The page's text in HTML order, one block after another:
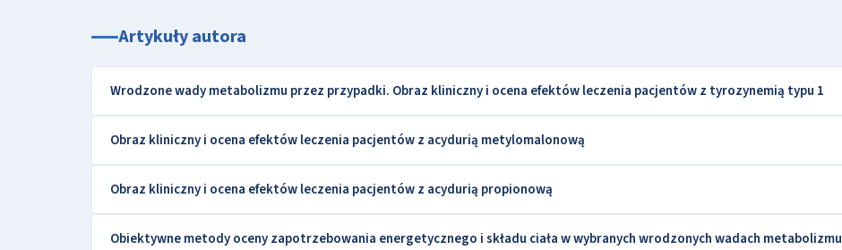
Artykuły autora
Wrodzone wady metabolizmu przez przypadki. Obraz kliniczny i ocena efektów leczenia pacjentów z tyrozynemią typu 1
Obraz kliniczny i ocena efektów leczenia pacjentów z acydurią metylomalonową
Obraz kliniczny i ocena efektów leczenia pacjentów z acydurią propionową
Obiektywne metody oceny zapotrzebowania energetycznego i składu ciała w wybranych wrodzonych wadach metabolizmu